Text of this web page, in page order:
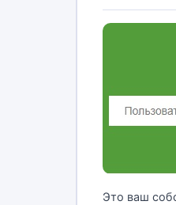
Это ваш